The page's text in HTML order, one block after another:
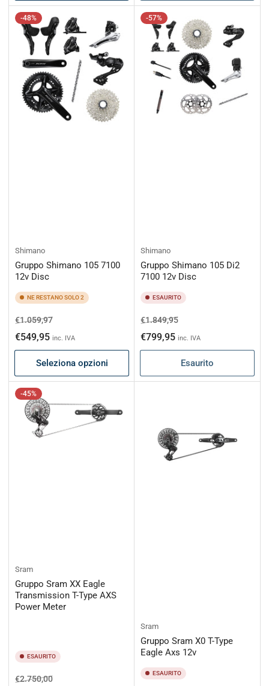
-48%
Shimano
Gruppo Shimano 105 7100
12v Disc
NE RESTANO SOLO 2
Prezzo
di
listino
€1.059,97Prezzo
scontato
€549,95 inc. IVA
Seleziona opzioni
-57%
Shimano
Gruppo Shimano 105 Di2
7100 12v Disc
ESAURITO
Prezzo
di
listino
€1.849,95Prezzo
scontato
€799,95 inc. IVA
Esaurito
-45%
Sram
Gruppo Sram XX Eagle
Transmission T-Type AXS
Power Meter
ESAURITO
Prezzo
€2.750,00Prezzo
Sram
Gruppo Sram X0 T-Type
Eagle Axs 12v
ESAURITO